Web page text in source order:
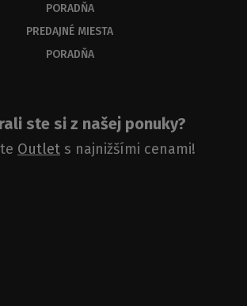
PORADŇA
PREDAJNÉ MIESTA
PORADŇA
ste si z našej ponuky?
Outlet s najnižšími cenami!